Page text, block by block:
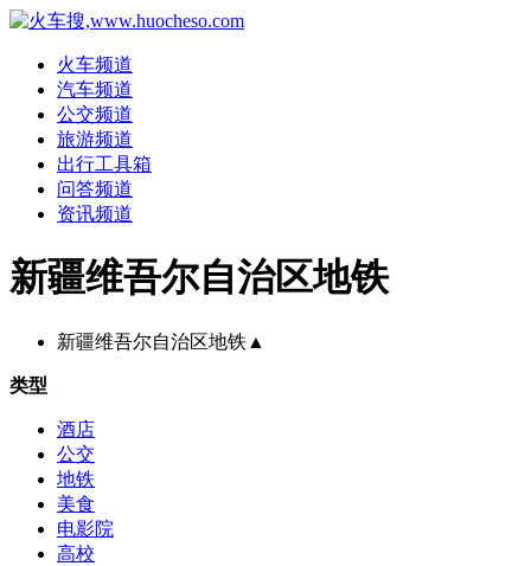
火车频道
汽车频道
公交频道
旅游频道
出行工具箱
问答频道
资讯频道
新疆维吾尔自治区地铁
新疆维吾尔自治区地铁 ▲
类型
酒店
公交
地铁
美食
电影院
高校